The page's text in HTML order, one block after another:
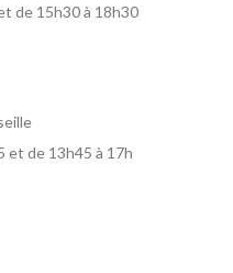
de 15h30 à 18h30
et de 13h45 à 17h